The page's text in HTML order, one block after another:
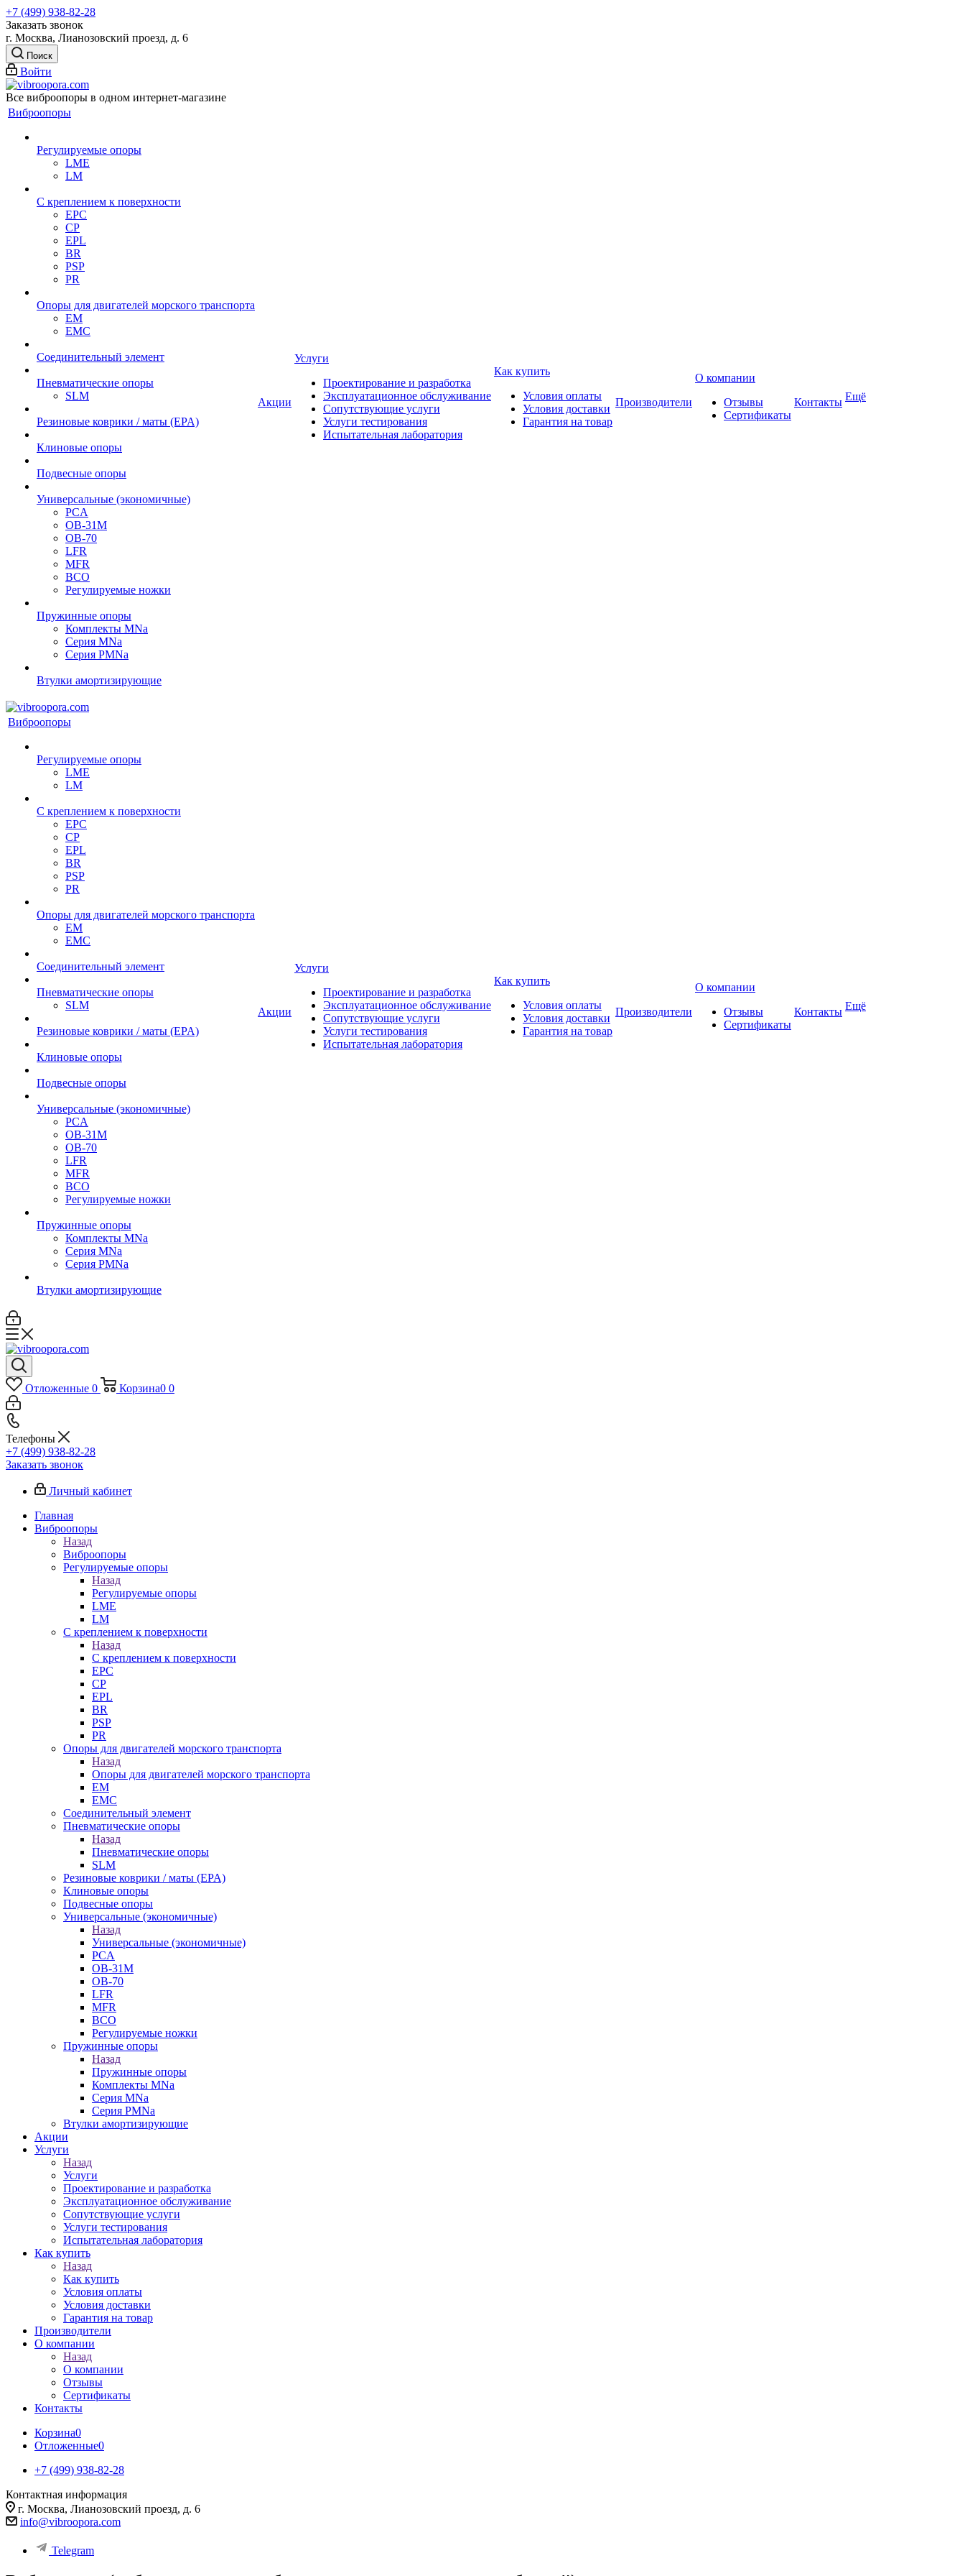
+7 (499) 938-82-28
Заказать звонок
г. Москва, Лианозовский проезд, д. 6
Поиск
Войти
Все виброопоры в одном интернет-магазине
Виброопоры
Регулируемые опоры
LME
LM
С креплением к поверхности
EPC
CP
EPL
BR
PSP
PR
Опоры для двигателей морского транспорта
EM
EMC
Cоединительный элемент
Пневматические опоры
SLM
Резиновые коврики / маты (EPA)
Клиновые опоры
Подвесные опоры
Универсальные (экономичные)
PCA
ОВ-31М
OB-70
LFR
MFR
ВСО
Регулируемые ножки
Пружинные опоры
Комплекты MNa
Серия MNa
Серия PMNa
Втулки амортизирующие
Акции
Услуги
Проектирование и разработка
Эксплуатационное обслуживание
Сопутствующие услуги
Услуги тестирования
Испытательная лаборатория
Как купить
Условия оплаты
Условия доставки
Гарантия на товар
Производители
О компании
Отзывы
Сертификаты
Контакты Ещё
Виброопоры
Регулируемые опоры
LME
LM
С креплением к поверхности
EPC
CP
EPL
BR
PSP
PR
Опоры для двигателей морского транспорта
EM
EMC
Cоединительный элемент
Пневматические опоры
SLM
Резиновые коврики / маты (EPA)
Клиновые опоры
Подвесные опоры
Универсальные (экономичные)
PCA
ОВ-31М
OB-70
LFR
MFR
ВСО
Регулируемые ножки
Пружинные опоры
Комплекты MNa
Серия MNa
Серия PMNa
Втулки амортизирующие
Акции
Услуги
Проектирование и разработка
Эксплуатационное обслуживание
Сопутствующие услуги
Услуги тестирования
Испытательная лаборатория
Как купить
Условия оплаты
Условия доставки
Гарантия на товар
Производители
О компании
Отзывы
Сертификаты
Контакты Ещё
Отложенные 0 Корзина0 0
Телефоны
+7 (499) 938-82-28
Заказать звонок
Личный кабинет
Главная
Виброопоры
Назад
Виброопоры
Регулируемые опоры
Назад
Регулируемые опоры
LME
LM
С креплением к поверхности
Назад
С креплением к поверхности
EPC
CP
EPL
BR
PSP
PR
Опоры для двигателей морского транспорта
Назад
Опоры для двигателей морского транспорта
EM
EMC
Cоединительный элемент
Пневматические опоры
Назад
Пневматические опоры
SLM
Резиновые коврики / маты (EPA)
Клиновые опоры
Подвесные опоры
Универсальные (экономичные)
Назад
Универсальные (экономичные)
PCA
ОВ-31М
OB-70
LFR
MFR
ВСО
Регулируемые ножки
Пружинные опоры
Назад
Пружинные опоры
Комплекты MNa
Серия MNa
Серия PMNa
Втулки амортизирующие
Акции
Услуги
Назад
Услуги
Проектирование и разработка
Эксплуатационное обслуживание
Сопутствующие услуги
Услуги тестирования
Испытательная лаборатория
Как купить
Назад
Как купить
Условия оплаты
Условия доставки
Гарантия на товар
Производители
О компании
Назад
О компании
Отзывы
Сертификаты
Контакты
Корзина0
Отложенные0
+7 (499) 938-82-28
Контактная информация
г. Москва, Лианозовский проезд, д. 6
info@vibroopora.com
Telegram